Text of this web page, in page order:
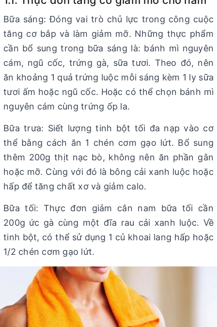
Bữa sáng: Đóng vai trò chủ lực trong công cuộc
tăng cơ bắp và làm giảm mỡ. Những thực phẩm
cần bổ sung trong bữa sáng là: bánh mì nguyên
cám, ngũ cốc, trứng gà, sữa tươi. Theo đó, nên
ăn khoảng 1 quả trứng luộc mỗi sáng kèm 1 ly sữa
tươi ấm hoặc ngũ cốc. Hoặc có thể chọn bánh mì
nguyên cám cùng trứng ốp la.
Bữa trưa: Siết lượng tinh bột tối đa nạp vào cơ
thể bằng cách ăn 1 chén cơm gạo lứt. Bổ sung
thêm 200g thịt nạc bò, không nên ăn phần gân
hoặc mỡ. Cùng với đó là bông cải xanh luộc hoặc
hấp để tăng chất xơ và giảm calo.
Bữa tối: Thực đơn giảm cân nam bữa tối cần
200g ức gà cùng một đĩa rau cải xanh luộc. Về
tinh bột, có thể sử dụng 1 củ khoai lang hấp hoặc
1/2 chén cơm gạo lứt.